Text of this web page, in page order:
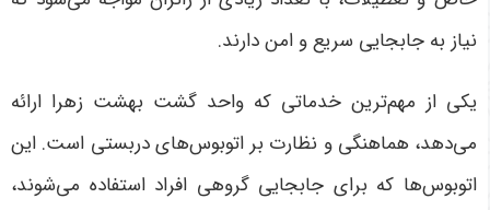
نیاز به جابجایی سریع و امن دارند.
یکی از مهم‌ترین خدماتی که واحد گشت بهشت زهرا ارائه
می‌دهد، هماهنگی و نظارت بر اتوبوس‌های دربستی است. این
اتوبوس‌ها که برای جابجایی گروهی افراد استفاده می‌شوند،